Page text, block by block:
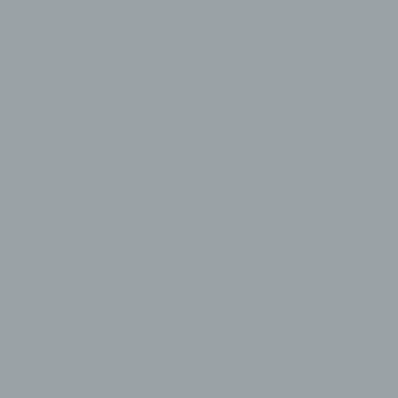
persönliche Aspekte, die sich auf eine natürliche Person
zu bewerten, insbesondere, um Aspekte bezüglich